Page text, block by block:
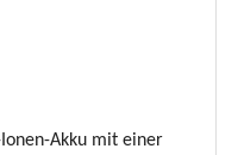
Akku mit einer